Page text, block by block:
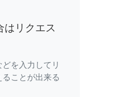
はリクエス
を入力してリ
ことが出来る